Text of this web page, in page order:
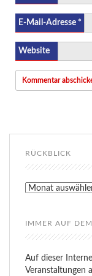
E-Mail-Adresse *
Website
RÜCKBLICK
Rückblick
IMMER AUF
Auf dieser
Veranstaltungen